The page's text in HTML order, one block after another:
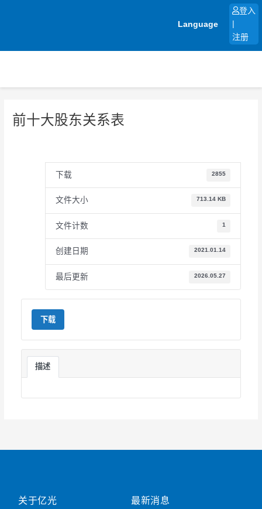
Language
登入
注册
前十大股东关系表
下载 2855
文件大小 713.14 KB
文件计数 1
创建日期 2021.01.14
最后更新 2026.05.27
下载
描述
关于亿光 最新消息